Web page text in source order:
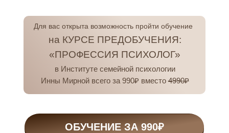
ОБУЧЕНИЕ ЗА 990₽
Для вас открыта возможность пройти обучение
на КУРСЕ ПРЕДОБУЧЕНИЯ:
«ПРОФЕССИЯ ПСИХОЛОГ»
в Институте семейной психологии
Инны Мирной всего за 990₽ вместо4990₽